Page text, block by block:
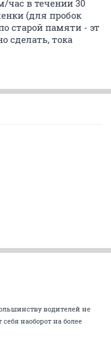
час в течении 30
(для пробок
старой памяти - эт
сделать, тока
водителей не
наоборот на более